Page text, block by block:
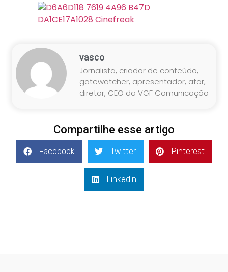
vasco
Jornalista, criador de conteúdo,
gatewatcher, apresentador, ator,
diretor, CEO da VGF Comunicação
Compartilhe esse artigo
Facebook Twitter Pinterest
LinkedIn